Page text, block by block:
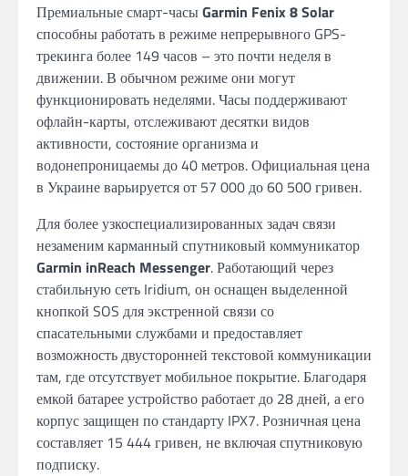
Премиальные смарт-часыGarmin Fenix 8 Solar
способны работать в режиме непрерывного GPS-
трекинга более 149 часов – это почти неделя в
движении. В обычном режиме они могут
функционировать неделями. Часы поддерживают
офлайн-карты, отслеживают десятки видов
активности, состояние организма и
водонепроницаемы до 40 метров. Официальная цена
в Украине варьируется от 57 000 до 60 500 гривен.
Для более узкоспециализированных задач связи
незаменим карманный спутниковый коммуникатор
Garmin inReach Messenger. Работающий через
стабильную сеть Iridium, он оснащен выделенной
кнопкой SOS для экстренной связи со
спасательными службами и предоставляет
возможность двусторонней текстовой коммуникации
там, где отсутствует мобильное покрытие. Благодаря
емкой батарее устройство работает до 28 дней, а его
корпус защищен по стандарту IPX7. Розничная цена
составляет 15 444 гривен, не включая спутниковую
подписку.